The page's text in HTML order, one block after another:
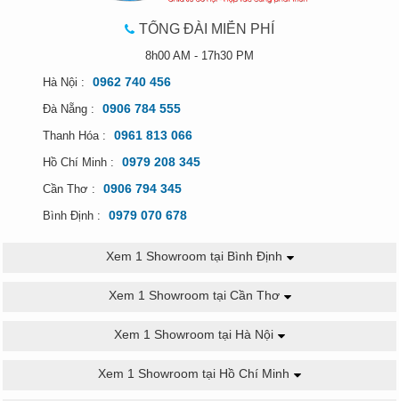
TỔNG ĐÀI MIỄN PHÍ
8h00 AM - 17h30 PM
Hà Nội :
0962 740 456
Đà Nẵng : 0906 784 555
Thanh Hóa : 0961 813 066
Hồ Chí Minh : 0979 208 345
Cần Thơ : 0906 794 345
Bình Định : 0979 070 678
Xem 1 Showroom tại Bình Định
Xem 1 Showroom tại Cần Thơ
Xem 1 Showroom tại Hà Nội
Xem 1 Showroom tại Hồ Chí Minh